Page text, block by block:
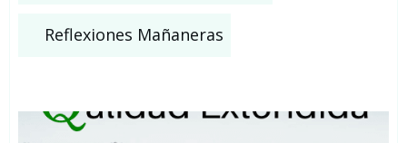
Reflexiones Mañaneras